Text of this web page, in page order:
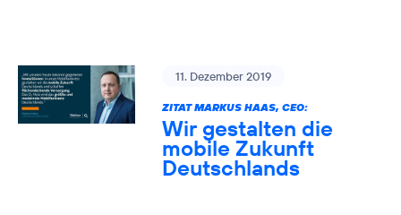
11. Dezember 2019
ZITAT MARKUS HAAS, CEO:
Wir gestalten die
mobile Zukunft
Deutschlands